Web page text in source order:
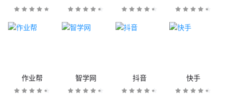
作业帮 智学网 抖音 快手